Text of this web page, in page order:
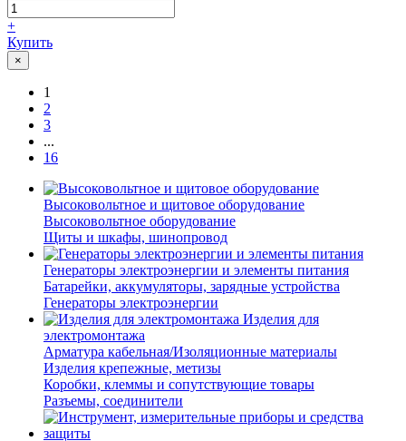
+
Купить
×
1
2
3
...
16
Высоковольтное и щитовое оборудование
Высоковольтное оборудование
Щиты и шкафы, шинопровод
Генераторы электроэнергии и элементы питания
Батарейки, аккумуляторы, зарядные устройства
Генераторы электроэнергии
Изделия для
электромонтажа
Арматура кабельная/Изоляционные материалы
Изделия крепежные, метизы
Коробки, клеммы и сопутствующие товары
Разъемы, соединители